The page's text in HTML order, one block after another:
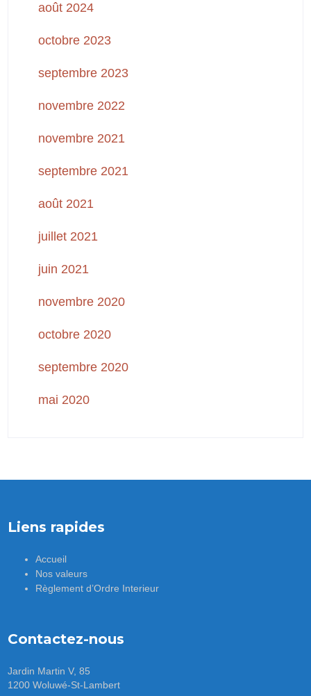
août 2024
octobre 2023
septembre 2023
novembre 2022
novembre 2021
septembre 2021
août 2021
juillet 2021
juin 2021
novembre 2020
octobre 2020
septembre 2020
mai 2020
Liens rapides
Accueil
Nos valeurs
Règlement d’Ordre Interieur
Contactez-nous
Jardin Martin V, 85
1200 Woluwé-St-Lambert